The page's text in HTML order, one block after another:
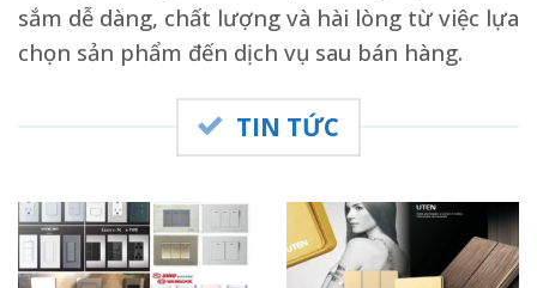
sắm dễ dàng, chất lượng và hài lòng từ việc lựa
chọn sản phẩm đến dịch vụ sau bán hàng.
TIN TỨC